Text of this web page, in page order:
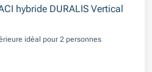
hybride DURALIS Vertical
idéal pour 2 personnes